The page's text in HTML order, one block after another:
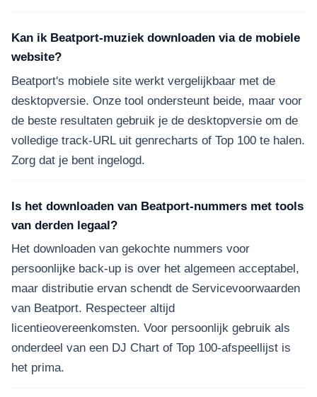
Kan ik Beatport-muziek downloaden via de mobiele
website?
Beatport's mobiele site werkt vergelijkbaar met de
desktopversie. Onze tool ondersteunt beide, maar voor
de beste resultaten gebruik je de desktopversie om de
volledige track-URL uit genrecharts of Top 100 te halen.
Zorg dat je bent ingelogd.
Is het downloaden van Beatport-nummers met tools
van derden legaal?
Het downloaden van gekochte nummers voor
persoonlijke back-up is over het algemeen acceptabel,
maar distributie ervan schendt de Servicevoorwaarden
van Beatport. Respecteer altijd
licentieovereenkomsten. Voor persoonlijk gebruik als
onderdeel van een DJ Chart of Top 100-afspeellijst is
het prima.